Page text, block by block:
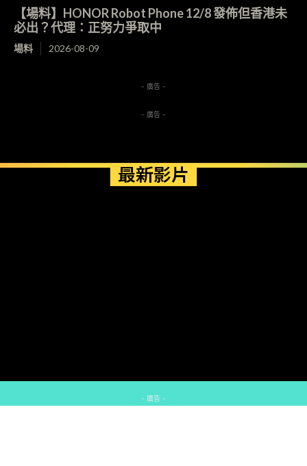
【場料】HONOR Robot Phone 12/8 發佈但香港未
必出？代理：正努力爭取中
場料 2026-08-09
- 廣告 -
- 廣告 -
最新影片
- 廣告 -